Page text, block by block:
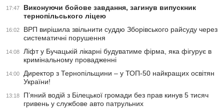
17:47
Виконуючи бойове завдання, загинув випускник
тернопільського ліцею
16:02
ВРП вирішила звільнити суддю Зборівського райсуду через
систематичні порушення
14:08
Ліфт у Бучацькій лікарні будуватиме фірма, яка фігурує в
кримінальному провадженні
14:00
Директор з Тернопільщини – у ТОП-50 найкращих освітян
України!
13:18
П’яний водій з Білецької громади без прав кинув 5 тисяч
гривень у службове авто патрульних